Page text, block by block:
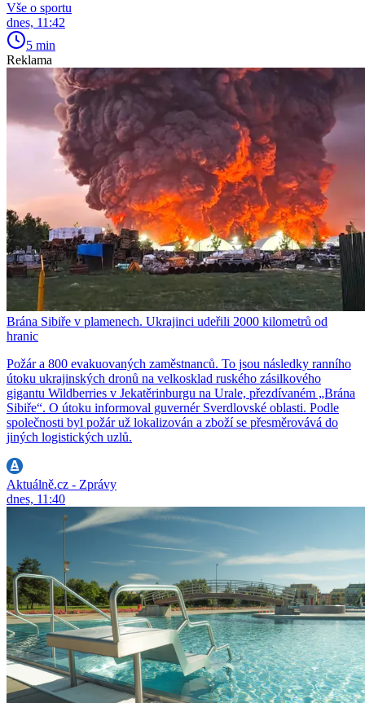
Vše o sportu
dnes, 11:42
5 min
Reklama
Brána Sibiře v plamenech. Ukrajinci udeřili 2000 kilometrů od
hranic
Požár a 800 evakuovaných zaměstnanců. To jsou následky ranního
útoku ukrajinských dronů na velkosklad ruského zásilkového
gigantu Wildberries v Jekatěrinburgu na Urale, přezdívaném „Brána
Sibiře“. O útoku informoval guvernér Sverdlovské oblasti. Podle
společnosti byl požár už lokalizován a zboží se přesměrovává do
jiných logistických uzlů.
Aktuálně.cz - Zprávy
dnes, 11:40